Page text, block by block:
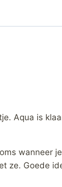
Aqua is
ze. Goede